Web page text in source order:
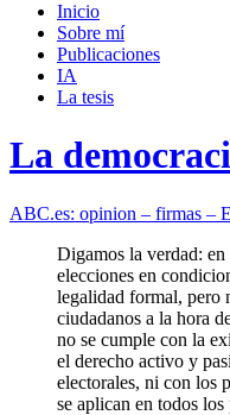
campo
búsqueda
Inicio
Sobre mí­
Publicaciones
IA
La tesis
La
ABC.es: opinion – firmas –
Digamos la verdad:
elecciones en
legalidad formal, pero
ciudadanos a la hora
no se cumple con la
el derecho activo y
electorales, ni con los
se aplican en todos